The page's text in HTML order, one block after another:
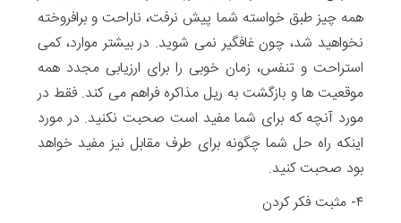
همه چیز طبق خواسته شما پیش نرفت، ناراحت و برافروخته
نخواهید شد، چون غافگیر نمی شوید. در بیشتر موارد، کمی
استراحت و تنفس، زمان خوبی را برای ارزیابی مجدد همه
موقعیت ها و بازگشت به ریل مذاکره فراهم می کند. فقط در
مورد آنچه که برای شما مفید است صحبت نکنید. در مورد
اینکه راه حل شما چگونه برای طرف مقابل نیز مفید خواهد
بود صحبت کنید.
۴- مثبت فکر کردن